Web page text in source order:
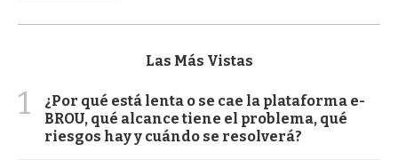
Las Más Vistas
1
¿Por qué está lenta o se cae la plataforma e-
BROU, qué alcance tiene el problema, qué
riesgos hay y cuándo se resolverá?